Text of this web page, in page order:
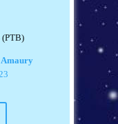
(PTB)
Amaury